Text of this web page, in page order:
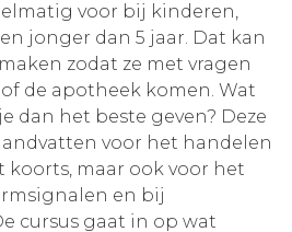
voor bij kinderen,
jonger dan 5 jaar. Dat kan
zodat ze met vragen
de apotheek komen. Wat
dan het beste geven? Deze
voor het handelen
maar ook voor het
en bij
cursus gaat in op wat